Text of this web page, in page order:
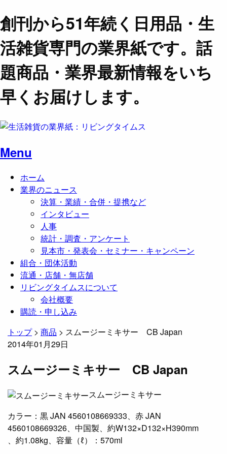
創刊から51年続く日用品・生
活雑貨専門の業界紙です。話
題商品・業界最新情報をいち
早くお届けします。
Menu
ホーム
業界のニュース
決算・業績・合併・提携など
インタビュー
人事
統計・調査・アンケート
見本市・発表会・セミナー・キャンペーン
組合・団体活動
流通・店舗・無店舗
リビングタイムスについて
会社概要
購読・申し込み
トップ> 商品 > スムージーミキサー CB Japan
2014年01月29日
スムージーミキサー CB Japan
スムージーミキサー
カラー：黒 JAN 4560108669333、赤 JAN
4560108669326、中国製、約W132×D132×H390mm
、約1.08kg、容量（ℓ）：570ml